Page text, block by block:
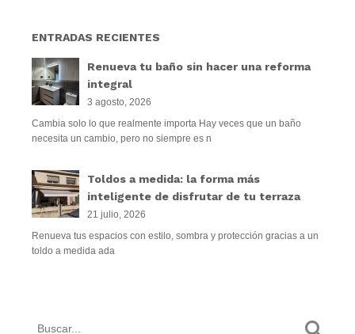
ENTRADAS RECIENTES
Renueva tu baño sin hacer una reforma
integral
3 agosto, 2026
Cambia solo lo que realmente importa Hay veces que un baño
necesita un cambio, pero no siempre es n
Toldos a medida: la forma más
inteligente de disfrutar de tu terraza
21 julio, 2026
Renueva tus espacios con estilo, sombra y protección gracias a un
toldo a medida ada